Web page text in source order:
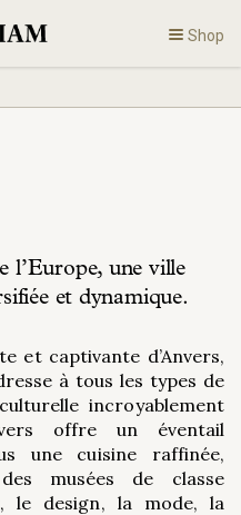
Shop
l’Europe, une ville
et dynamique.
et captivante d’Anvers,
à tous les types de
incroyablement
offre un éventail
une cuisine raffinée,
musées de classe
le design, la mode, la